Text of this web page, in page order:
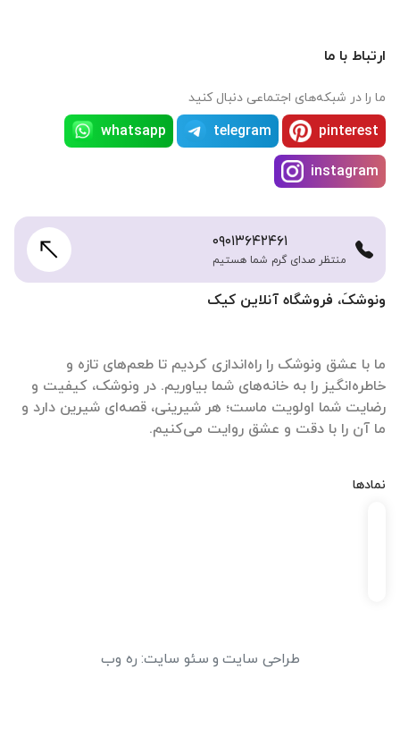
ونوشکَ، فروشگاه آنلاین کیک
ما با عشق ونوشک را راه‌اندازی کردیم تا طعم‌های تازه و
خاطره‌انگیز را به خانه‌های شما بیاوریم. در ونوشک، کیفیت و
رضایت شما اولویت ماست؛ هر شیرینی، قصه‌ای شیرین دارد و
ما آن را با دقت و عشق روایت می‌کنیم.
نمادها
ارتباط با ما
ما را در شبکه‌های اجتماعی دنبال کنید
pinterest
telegram
whatsapp
instagram
۰۹۰۱۳۶۴۲۴۶۱
منتظر صدای گرم شما هستیم
طراحی سایت و سئو سایت: ره وب